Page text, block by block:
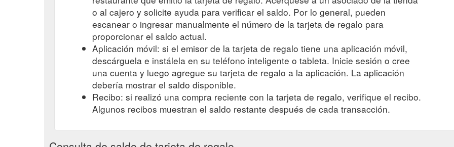
¿Qué es el CVV? CVV es un número de 3 ó 4 cifras único para cada tarjeta de crédito y que sólo aparece en la tarjeta
zara-card/balance?c=295504
Y Tarjeta Regalo Física que se envía por transportista. Ambas pueden ser usadas online o en cualquier tienda del grupo
Massimo Dutti, ...https://www.zara.com/es/es/help/comprar-tarjeta-regalo-h19.html
E-TARJETA REGALO. Se envía por email. Puedes elegir día y hora de envío. translation missing:
giftCard.summary.description2.es_ES@AR; translation missing: ...https://www.zara.com/ar/es/e-tarjeta-regalo-
E-TARJETA REGALO. Se envía por email. Puedes elegir día y hora de envío. Válida en México en cualquier tienda Zara y
Tajeta Regalo es válida por tres años desde la fecha de envío al destinatario. Estilo prints.https://www.zara.com/mx/es/e-
TARJETA REGALO. Se envía por correo a la dirección o la tienda que nos indiques. translation missing:
https://www.zara.com/ar/es/tarjeta-regalo-p50000000.html
o al cajero y solicite ayuda para verificar el saldo. Por lo general, pueden
escanear o ingresar manualmente el número de la tarjeta de regalo para
proporcionar el saldo actual.
Aplicación móvil: si el emisor de la tarjeta de regalo tiene una aplicación móvil,
descárguela e instálela en su teléfono inteligente o tableta. Inicie sesión o cree
una cuenta y luego agregue su tarjeta de regalo a la aplicación. La aplicación
debería mostrar el saldo disponible.
Recibo: si realizó una compra reciente con la tarjeta de regalo, verifique el recibo.
Algunos recibos muestran el saldo restante después de cada transacción.